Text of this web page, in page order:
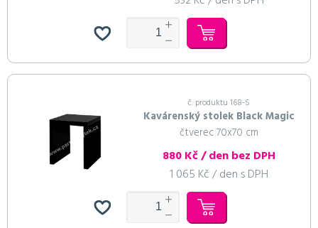
č. produktu 168-S
Kavárenský stolek Black Magic
čtverec 70x70 cm
880 Kč / den bez DPH
1 065 Kč / den s DPH